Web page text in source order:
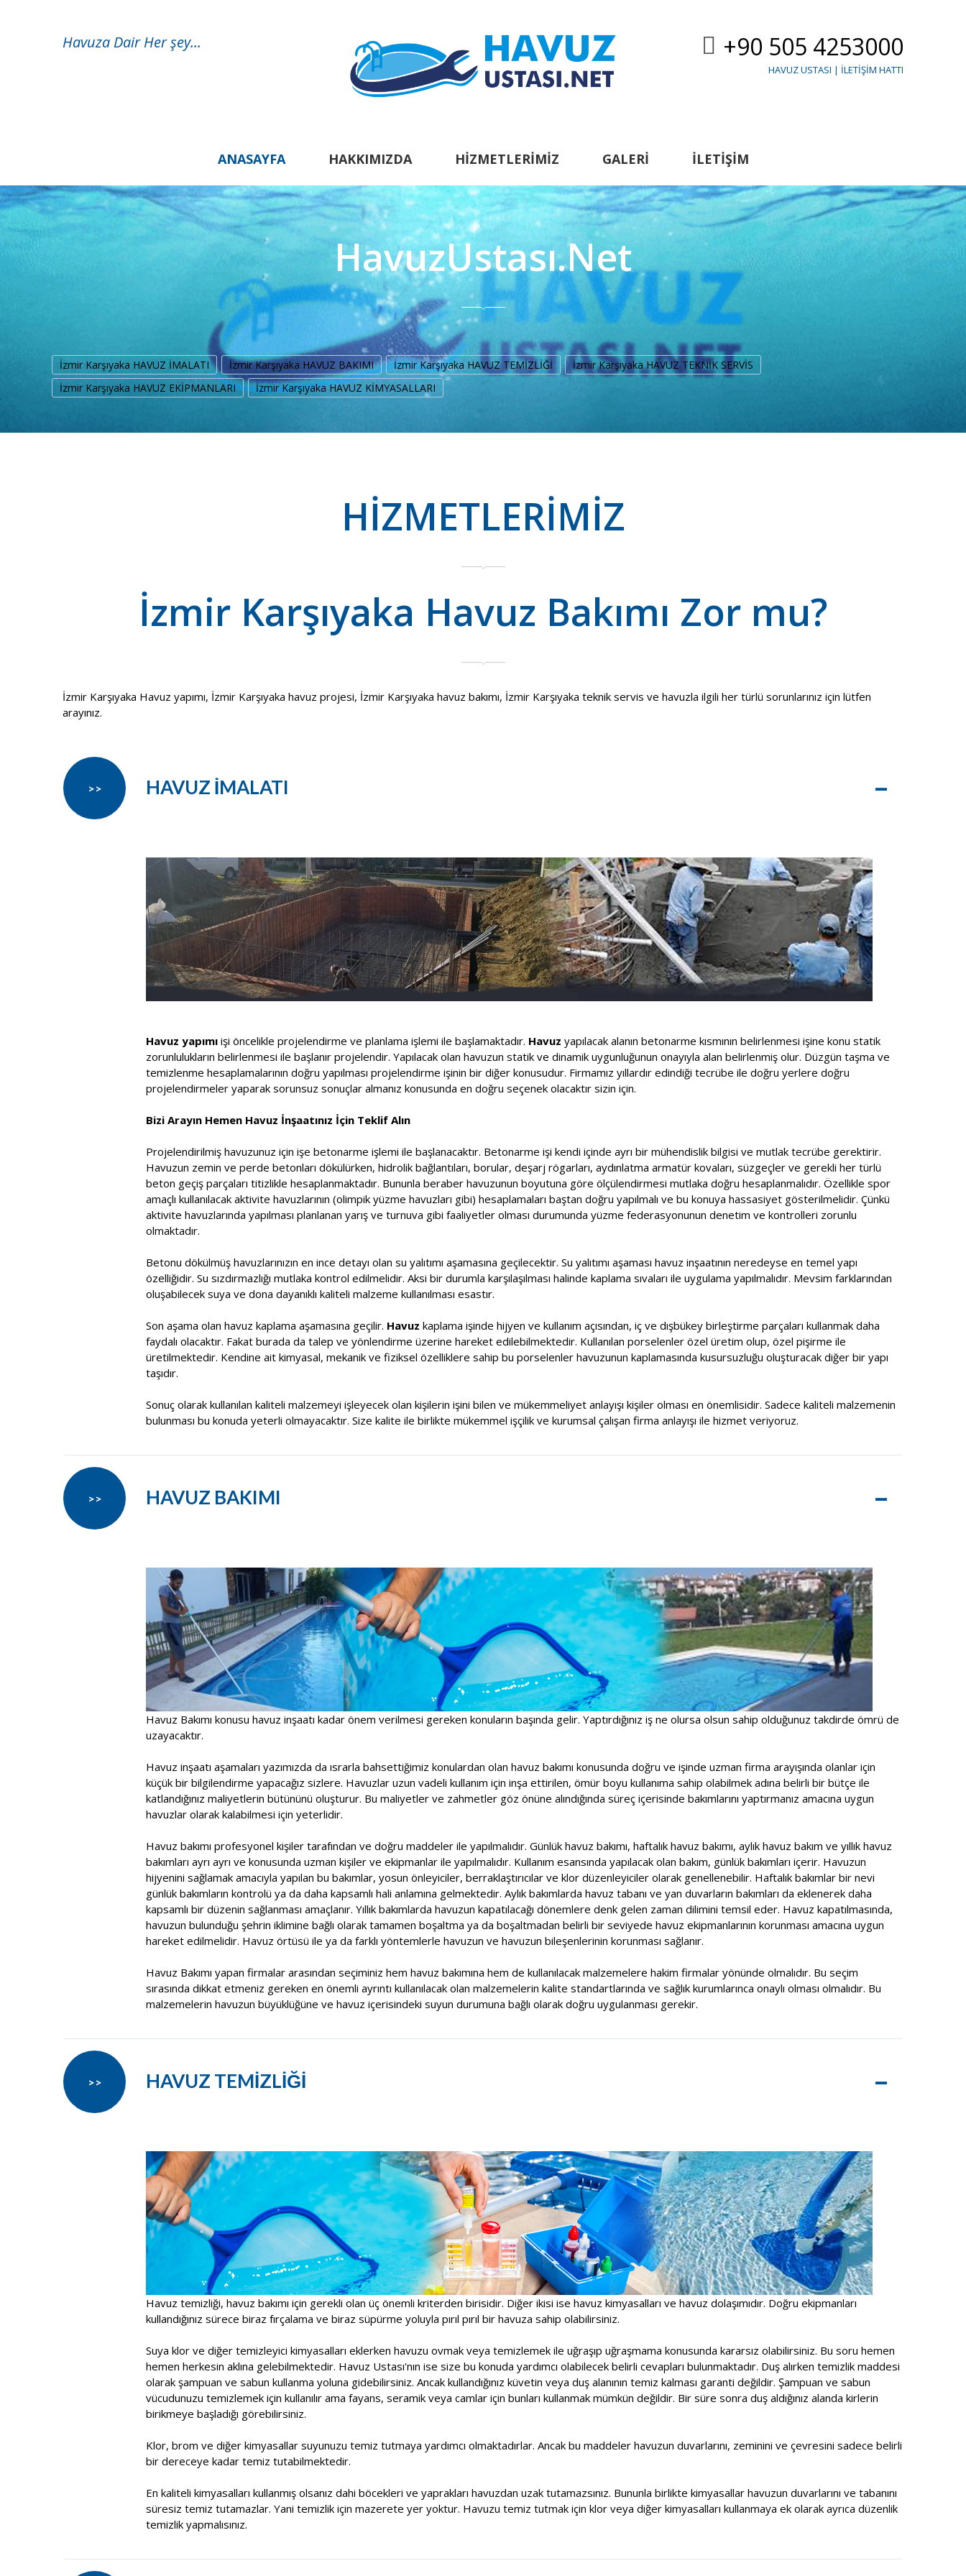
+90 505 4253000
HAVUZ USTASI | İLETIŞIM HATTI
Havuza Dair Her şey...
ANASAYFA HAKKIMIZDA HIZMETLERIMIZ GALERI İLETIŞIM
HavuzUstası.Net
İzmir Karşıyaka HAVUZ İMALATI İzmir Karşıyaka HAVUZ BAKIMI İzmir Karşıyaka HAVUZ TEMİZLİĞİ
İzmir Karşıyaka HAVUZ TEKNİK SERVİS
İzmir Karşıyaka HAVUZ EKİPMANLARI
İzmir Karşıyaka HAVUZ KİMYASALLARI
HİZMETLERİMİZ
İzmir Karşıyaka Havuz Bakımı Zor mu?
İzmir Karşıyaka Havuz yapımı, İzmir Karşıyaka havuz projesi, İzmir Karşıyaka havuz bakımı, İzmir Karşıyaka teknik servis ve havuzla ilgili her türlü sorunlarınız için lütfen
arayınız.
HAVUZ İMALATI –
>>
Havuz yapımı işi öncelikle projelendirme ve planlama işlemi ile başlamaktadır. Havuz yapılacak alanın betonarme kısmının belirlenmesi işine konu statik
zorunlulukların belirlenmesi ile başlanır projelendir. Yapılacak olan havuzun statik ve dinamik uygunluğunun onayıyla alan belirlenmiş olur. Düzgün taşma ve
temizlenme hesaplamalarının doğru yapılması projelendirme işinin bir diğer konusudur. Firmamız yıllardır edindiği tecrübe ile doğru yerlere doğru
projelendirmeler yaparak sorunsuz sonuçlar almanız konusunda en doğru seçenek olacaktır sizin için.
Bizi Arayın Hemen Havuz İnşaatınız İçin Teklif Alın
Projelendirilmiş havuzunuz için işe betonarme işlemi ile başlanacaktır. Betonarme işi kendi içinde ayrı bir mühendislik bilgisi ve mutlak tecrübe gerektirir.
Havuzun zemin ve perde betonları dökülürken, hidrolik bağlantıları, borular, deşarj rögarları, aydınlatma armatür kovaları, süzgeçler ve gerekli her türlü
beton geçiş parçaları titizlikle hesaplanmaktadır. Bununla beraber havuzunun boyutuna göre ölçülendirmesi mutlaka doğru hesaplanmalıdır. Özellikle spor
amaçlı kullanılacak aktivite havuzlarının (olimpik yüzme havuzları gibi) hesaplamaları baştan doğru yapılmalı ve bu konuya hassasiyet gösterilmelidir. Çünkü
aktivite havuzlarında yapılması planlanan yarış ve turnuva gibi faaliyetler olması durumunda yüzme federasyonunun denetim ve kontrolleri zorunlu
olmaktadır.
Betonu dökülmüş havuzlarınızın en ince detayı olan su yalıtımı aşamasına geçilecektir. Su yalıtımı aşaması havuz inşaatının neredeyse en temel yapı
özelliğidir. Su sızdırmazlığı mutlaka kontrol edilmelidir. Aksi bir durumla karşılaşılması halinde kaplama sıvaları ile uygulama yapılmalıdır. Mevsim farklarından
oluşabilecek suya ve dona dayanıklı kaliteli malzeme kullanılması esastır.
Son aşama olan havuz kaplama aşamasına geçilir. Havuz kaplama işinde hijyen ve kullanım açısından, iç ve dışbükey birleştirme parçaları kullanmak daha
faydalı olacaktır. Fakat burada da talep ve yönlendirme üzerine hareket edilebilmektedir. Kullanılan porselenler özel üretim olup, özel pişirme ile
üretilmektedir. Kendine ait kimyasal, mekanik ve fiziksel özelliklere sahip bu porselenler havuzunun kaplamasında kusursuzluğu oluşturacak diğer bir yapı
taşıdır.
Sonuç olarak kullanılan kaliteli malzemeyi işleyecek olan kişilerin işini bilen ve mükemmeliyet anlayışı kişiler olması en önemlisidir. Sadece kaliteli malzemenin
bulunması bu konuda yeterli olmayacaktır. Size kalite ile birlikte mükemmel işçilik ve kurumsal çalışan firma anlayışı ile hizmet veriyoruz.
HAVUZ BAKIMI –
>>
Havuz Bakımı konusu havuz inşaatı kadar önem verilmesi gereken konuların başında gelir. Yaptırdığınız iş ne olursa olsun sahip olduğunuz takdirde ömrü de
uzayacaktır.
Havuz inşaatı aşamaları yazımızda da ısrarla bahsettiğimiz konulardan olan havuz bakımı konusunda doğru ve işinde uzman firma arayışında olanlar için
küçük bir bilgilendirme yapacağız sizlere. Havuzlar uzun vadeli kullanım için inşa ettirilen, ömür boyu kullanıma sahip olabilmek adına belirli bir bütçe ile
katlandığınız maliyetlerin bütününü oluşturur. Bu maliyetler ve zahmetler göz önüne alındığında süreç içerisinde bakımlarını yaptırmanız amacına uygun
havuzlar olarak kalabilmesi için yeterlidir.
Havuz bakımı profesyonel kişiler tarafından ve doğru maddeler ile yapılmalıdır. Günlük havuz bakımı, haftalık havuz bakımı, aylık havuz bakım ve yıllık havuz
bakımları ayrı ayrı ve konusunda uzman kişiler ve ekipmanlar ile yapılmalıdır. Kullanım esansında yapılacak olan bakım, günlük bakımları içerir. Havuzun
hijyenini sağlamak amacıyla yapılan bu bakımlar, yosun önleyiciler, berraklaştırıcılar ve klor düzenleyiciler olarak genellenebilir. Haftalık bakımlar bir nevi
günlük bakımların kontrolü ya da daha kapsamlı hali anlamına gelmektedir. Aylık bakımlarda havuz tabanı ve yan duvarların bakımları da eklenerek daha
kapsamlı bir düzenin sağlanması amaçlanır. Yıllık bakımlarda havuzun kapatılacağı dönemlere denk gelen zaman dilimini temsil eder. Havuz kapatılmasında,
havuzun bulunduğu şehrin iklimine bağlı olarak tamamen boşaltma ya da boşaltmadan belirli bir seviyede havuz ekipmanlarının korunması amacına uygun
hareket edilmelidir. Havuz örtüsü ile ya da farklı yöntemlerle havuzun ve havuzun bileşenlerinin korunması sağlanır.
Havuz Bakımı yapan firmalar arasından seçiminiz hem havuz bakımına hem de kullanılacak malzemelere hakim firmalar yönünde olmalıdır. Bu seçim
sırasında dikkat etmeniz gereken en önemli ayrıntı kullanılacak olan malzemelerin kalite standartlarında ve sağlık kurumlarınca onaylı olması olmalıdır. Bu
malzemelerin havuzun büyüklüğüne ve havuz içerisindeki suyun durumuna bağlı olarak doğru uygulanması gerekir.
HAVUZ TEMİZLİĞİ –
>>
Havuz temizliği, havuz bakımı için gerekli olan üç önemli kriterden birisidir. Diğer ikisi ise havuz kimyasalları ve havuz dolaşımıdır. Doğru ekipmanları
kullandığınız sürece biraz fırçalama ve biraz süpürme yoluyla pırıl pırıl bir havuza sahip olabilirsiniz.
Suya klor ve diğer temizleyici kimyasalları eklerken havuzu ovmak veya temizlemek ile uğraşıp uğraşmama konusunda kararsız olabilirsiniz. Bu soru hemen
hemen herkesin aklına gelebilmektedir. Havuz Ustası'nın ise size bu konuda yardımcı olabilecek belirli cevapları bulunmaktadır. Duş alırken temizlik maddesi
olarak şampuan ve sabun kullanma yoluna gidebilirsiniz. Ancak kullandığınız küvetin veya duş alanının temiz kalması garanti değildir. Şampuan ve sabun
vücudunuzu temizlemek için kullanılır ama fayans, seramik veya camlar için bunları kullanmak mümkün değildir. Bir süre sonra duş aldığınız alanda kirlerin
birikmeye başladığı görebilirsiniz.
Klor, brom ve diğer kimyasallar suyunuzu temiz tutmaya yardımcı olmaktadırlar. Ancak bu maddeler havuzun duvarlarını, zeminini ve çevresini sadece belirli
bir dereceye kadar temiz tutabilmektedir.
En kaliteli kimyasalları kullanmış olsanız dahi böcekleri ve yaprakları havuzdan uzak tutamazsınız. Bununla birlikte kimyasallar havuzun duvarlarını ve tabanını
süresiz temiz tutamazlar. Yani temizlik için mazerete yer yoktur. Havuzu temiz tutmak için klor veya diğer kimyasalları kullanmaya ek olarak ayrıca düzenlik
temizlik yapmalısınız.